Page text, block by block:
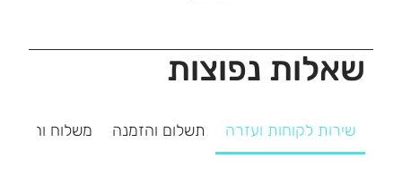
שאלות נפוצות
שירות לקוחות ועזרה תשלום והזמנה משלוח